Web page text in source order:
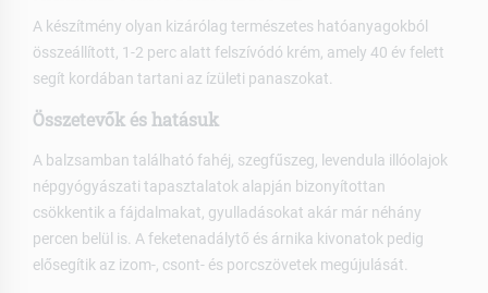
A készítmény olyan kizárólag természetes hatóanyagokból
összeállított, 1-2 perc alatt felszívódó krém, amely 40 év felett
segít kordában tartani az ízületi panaszokat.
Összetevők és hatásuk
A balzsamban található fahéj, szegfűszeg, levendula illóolajok
népgyógyászati tapasztalatok alapján bizonyítottan
csökkentik a fájdalmakat, gyulladásokat akár már néhány
percen belül is. A feketenadálytő és árnika kivonatok pedig
elősegítik az izom-, csont- és porcszövetek megújulását.